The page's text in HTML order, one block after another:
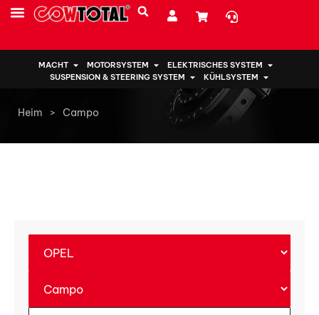
MACHT MOTORSYSTEM
ELEKTRISCHES SYSTEM
SUSPENSION & STEERING SYSTEM
KÜHLSYSTEM
Heim > Campo